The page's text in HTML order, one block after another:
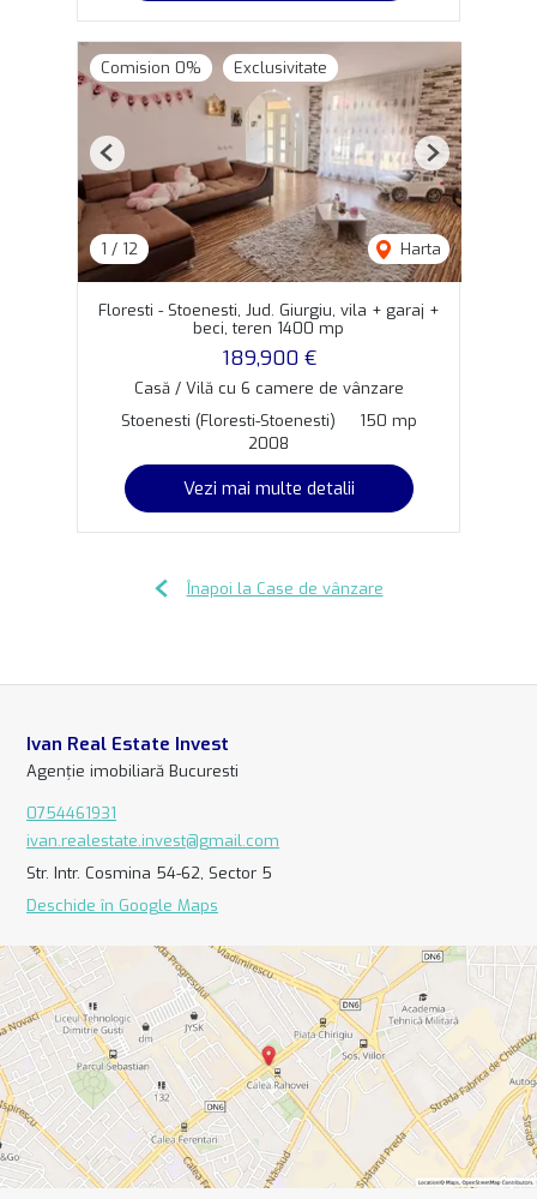
Comision 0% Exclusivitate
1 / 12 Harta
Previous Next
Floresti - Stoenesti, Jud. Giurgiu, vila + garaj +
beci, teren 1400 mp
189,900 €
Casă / Vilă cu 6 camere de vânzare
Stoenesti (Floresti-Stoenesti)
150 mp
2008
Vezi mai multe detalii
Înapoi la Case de vânzare
Ivan Real Estate Invest
Agenție imobiliară Bucuresti
0754461931
ivan.realestate.invest@gmail.com
Str. Intr. Cosmina 54-62, Sector 5
Deschide în Google Maps